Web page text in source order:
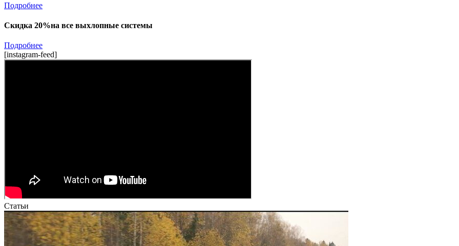
Подробнее
Скидка 20%на все выхлопные системы
Подробнее
[instagram-feed]
Статьи